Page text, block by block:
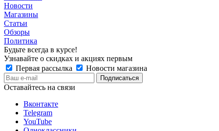
Новости
Магазины
Статьи
Обзоры
Политика
Будьте всегда в курсе!
Узнавайте о скидках и акциях первым
Первая рассылка
Новости магазина
Оставайтесь на связи
Вконтакте
Telegram
YouTube